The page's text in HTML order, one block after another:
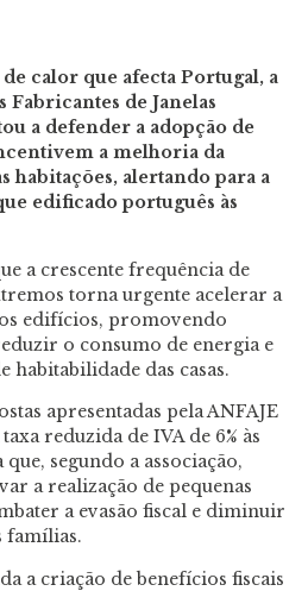
calor que afecta Portugal, a
Fabricantes de Janelas
a defender a adopção de
a melhoria da
habitações, alertando para a
edificado português às
a crescente frequência de
torna urgente acelerar a
edifícios, promovendo
o consumo de energia e
habitabilidade das casas.
apresentadas pela ANFAJE
reduzida de IVA de 6% às
segundo a associação,
a realização de pequenas
a evasão fiscal e diminuir
famílias.
a criação de benefícios fiscais